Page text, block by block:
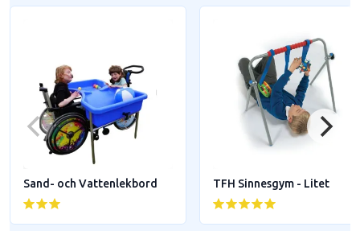
Sand- och Vattenlekbord TFH Sinnesgym - Litet